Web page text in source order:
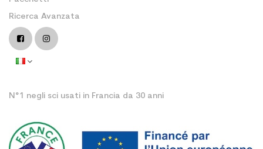
Ricerca Avanzata
N°1 negli sci usati in Francia da 30 anni